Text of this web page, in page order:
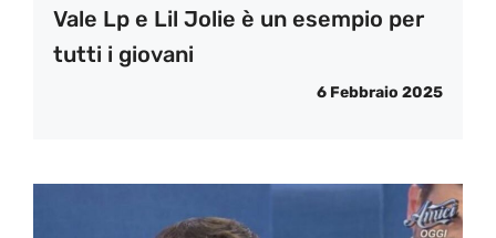
Vale Lp e Lil Jolie è un esempio per
tutti i giovani
6 Febbraio 2025